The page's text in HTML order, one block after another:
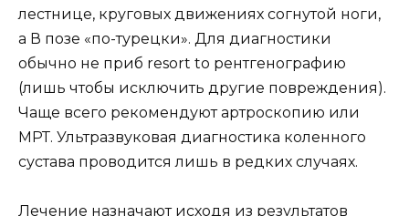
лестнице, круговых движениях согнутой ноги,
а В позе «по-турецки». Для диагностики
обычно не приб resort to рентгенографию
(лишь чтобы исключить другие повреждения).
Чаще всего рекомендуют артроскопию или
МРТ. Ультразвуковая диагностика коленного
сустава проводится лишь в редких случаях.
Лечение назначают исходя из результатов